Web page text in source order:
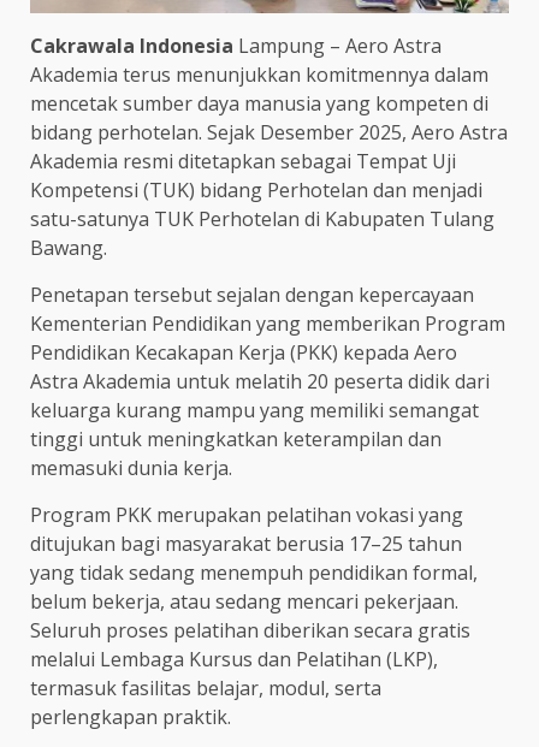
Cakrawala Indonesia Lampung – Aero Astra
Akademia terus menunjukkan komitmennya dalam
mencetak sumber daya manusia yang kompeten di
bidang perhotelan. Sejak Desember 2025, Aero Astra
Akademia resmi ditetapkan sebagai Tempat Uji
Kompetensi (TUK) bidang Perhotelan dan menjadi
satu-satunya TUK Perhotelan di Kabupaten Tulang
Bawang.
Penetapan tersebut sejalan dengan kepercayaan
Kementerian Pendidikan yang memberikan Program
Pendidikan Kecakapan Kerja (PKK) kepada Aero
Astra Akademia untuk melatih 20 peserta didik dari
keluarga kurang mampu yang memiliki semangat
tinggi untuk meningkatkan keterampilan dan
memasuki dunia kerja.
Program PKK merupakan pelatihan vokasi yang
ditujukan bagi masyarakat berusia 17–25 tahun
yang tidak sedang menempuh pendidikan formal,
belum bekerja, atau sedang mencari pekerjaan.
Seluruh proses pelatihan diberikan secara gratis
melalui Lembaga Kursus dan Pelatihan (LKP),
termasuk fasilitas belajar, modul, serta
perlengkapan praktik.